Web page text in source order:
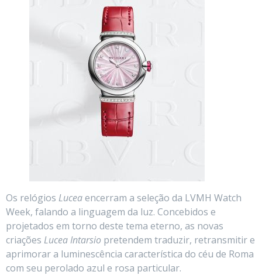
Os relógios Luceaencerram a seleção da LVMH Watch
Week, falando a linguagem da luz. Concebidos e
projetados em torno deste tema eterno, as novas
criações Lucea Intarsio pretendem traduzir, retransmitir e
aprimorar a luminescência característica do céu de Roma
com seu perolado azul e rosa particular.